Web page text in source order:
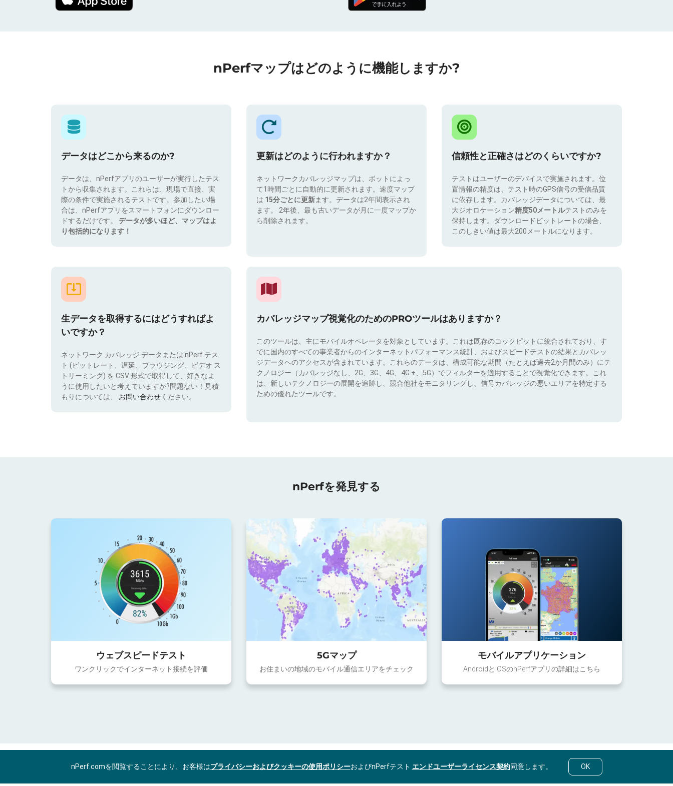
nPerfマップはどのように機能しますか?
データはどこから来るのか?
データは、nPerfアプリのユーザーが実行したテス
トから収集されます。これらは、現場で直接、実
際の条件で実施されるテストです。参加したい場
合は、nPerfアプリをスマートフォンにダウンロー
ドするだけです。 データが多いほど、マップはよ
り包括的になります！
更新はどのように行われますか？
ネットワークカバレッジマップは、ボットによっ
て1時間ごとに自動的に更新されます。速度マップ
は 15分ごとに更新ます。データは2年間表示され
ます。 2年後、最も古いデータが月に一度マップか
ら削除されます。
信頼性と正確さはどのくらいですか?
テストはユーザーのデバイスで実施されます。位
置情報の精度は、テスト時のGPS信号の受信品質
に依存します。カバレッジデータについては、最
大ジオロケーション精度50メートルテストのみを
保持します。ダウンロードビットレートの場合、
このしきい値は最大200メートルになります。
生データを取得するにはどうすればよ
いですか？
ネットワーク カバレッジ データまたは nPerf テス
ト (ビットレート、遅延、ブラウジング、ビデオ ス
トリーミング) を CSV 形式で取得して、好きなよ
うに使用したいと考えていますか?問題ない！見積
もりについては、 お問い合わせください。
カバレッジマップ視覚化のためのPROツールはありますか？
このツールは、主にモバイルオペレータを対象としています。これは既存のコックピットに統合されており、す
でに国内のすべての事業者からのインターネットパフォーマンス統計、およびスピードテストの結果とカバレッ
ジデータへのアクセスが含まれています。これらのデータは、構成可能な期間（たとえば過去2か月間のみ）にテ
クノロジー（カバレッジなし、2G、3G、4G、4G +、5G）でフィルターを適用することで視覚化できます。これ
は、新しいテクノロジーの展開を追跡し、競合他社をモニタリングし、信号カバレッジの悪いエリアを特定する
ための優れたツールです。
nPerfを発見する
ウェブスピードテスト
ワンクリックでインターネット接続を評価
5Gマップ
お住まいの地域のモバイル通信エリアをチェック
モバイルアプリケーション
AndroidとiOSのnPerfアプリの詳細はこちら
nPerf.comを閲覧することにより、お客様はプライバシーおよびクッキーの使用ポリシーおよびnPerfテスト エンドユーザーライセンス契約同意します。 OK